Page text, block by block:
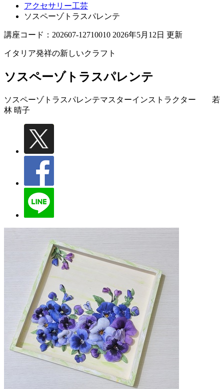
アクセサリー工芸
ソスペーゾトラスパレンテ
講座コード：202607-12710010 2026年5月12日 更新
イタリア発祥の新しいクラフト
ソスペーゾトラスパレンテ
ソスペーゾトラスパレンテマスターインストラクター 若
林 晴子